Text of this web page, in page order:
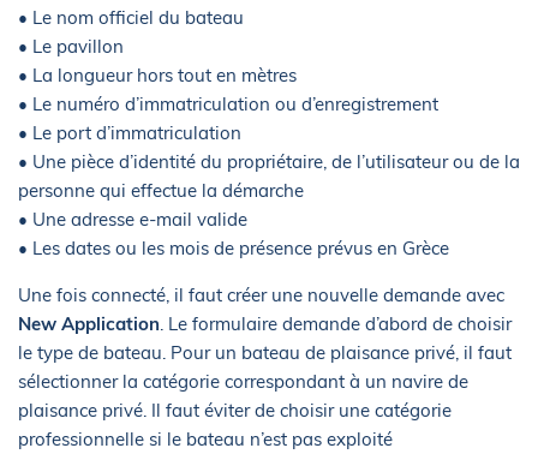
• Le nom officiel du bateau
• Le pavillon
• La longueur hors tout en mètres
• Le numéro d’immatriculation ou d’enregistrement
• Le port d’immatriculation
• Une pièce d’identité du propriétaire, de l’utilisateur ou de la
personne qui effectue la démarche
• Une adresse e-mail valide
• Les dates ou les mois de présence prévus en Grèce
Une fois connecté, il faut créer une nouvelle demande avec
New Application . Le formulaire demande d’abord de choisir
le type de bateau. Pour un bateau de plaisance privé, il faut
sélectionner la catégorie correspondant à un navire de
plaisance privé. Il faut éviter de choisir une catégorie
professionnelle si le bateau n’est pas exploité